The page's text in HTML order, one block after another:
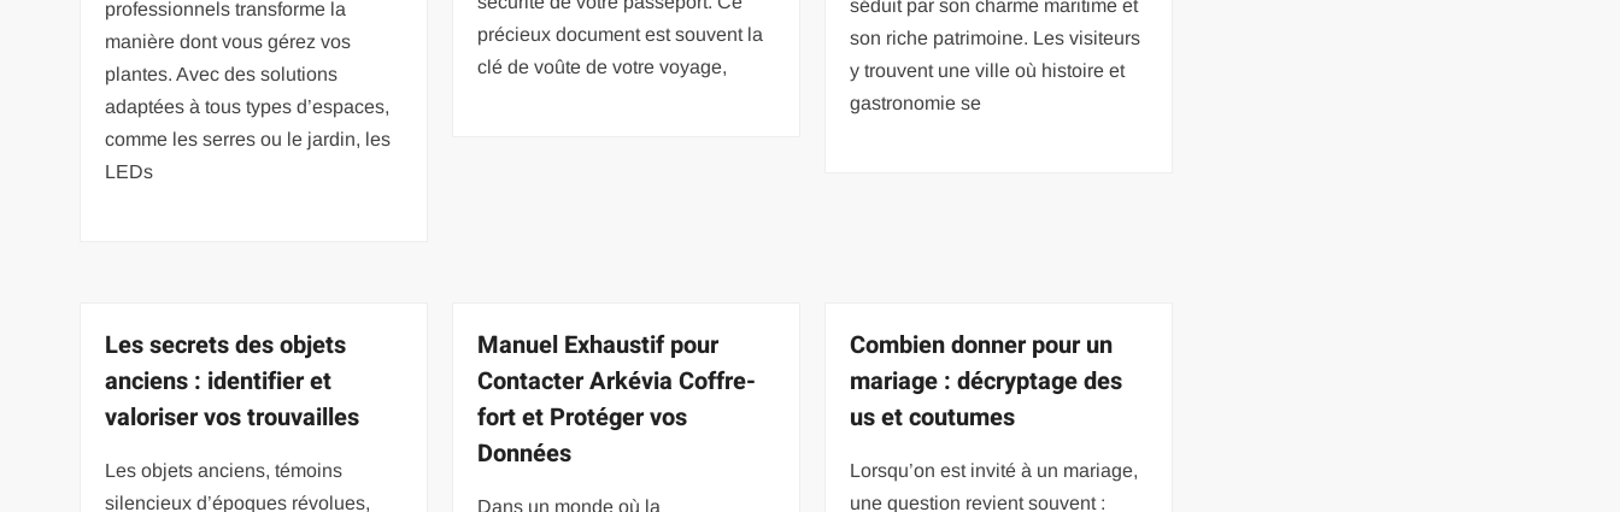
professionnels transforme la
manière dont vous gérez vos
plantes. Avec des solutions
adaptées à tous types d’espaces,
comme les serres ou le jardin, les
LEDs
précieux document est souvent la
clé de voûte de votre voyage,
séduit par son charme maritime et
son riche patrimoine. Les visiteurs
y trouvent une ville où histoire et
gastronomie se
Les secrets des objets
anciens : identifier et
valoriser vos trouvailles
Les objets anciens, témoins
silencieux d’époques révolues,
Manuel Exhaustif pour
Contacter Arkévia Coffre-
fort et Protéger vos
Données
Dans un monde où la
Combien donner pour un
mariage : décryptage des
us et coutumes
Lorsqu’on est invité à un mariage,
une question revient souvent :